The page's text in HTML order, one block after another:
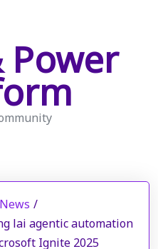
Power
News /
lai agentic automation
Ignite 2025